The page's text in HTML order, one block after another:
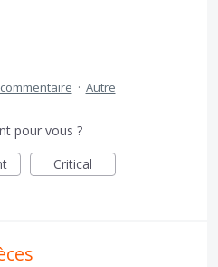
· Autre
pour vous ?
Critical